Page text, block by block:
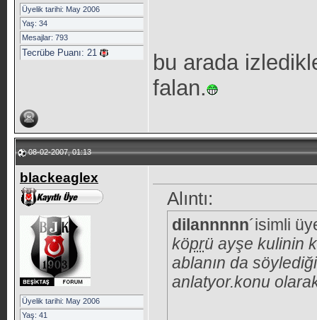
Üyelik tarihi: May 2006
Yaş: 34
Mesajlar: 793
Tecrübe Puanı: 21
bu arada
falan.
08-02-2007, 01:13
blackeaglex
Üyelik tarihi: May 2006
Yaş: 41
Alıntı:
dilannnnn´isimli
köprü ayşe kulinin
ablanın da
anlatyor.konu